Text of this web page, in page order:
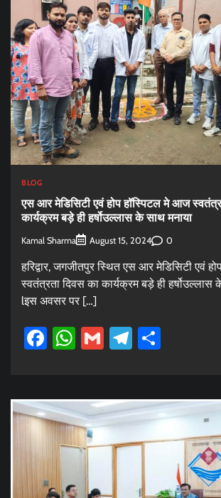
BLOG
एस आर मेडिसिटी एवं होप हॉस्पिटल मे आज
कार्यक्रम बड़े ही हर्षोउल्लास के साथ मनाया
Kamal Sharma August 15, 2024 0
हरिद्वार, जगजीतपुर स्थित एस आर मेडिसिटी एवं
स्वतंत्रता दिवस का कार्यक्रम बड़े ही हर्षोउल्लास
lइस अवसर पर […]
Facebook
WhatsApp
GmailTelegram